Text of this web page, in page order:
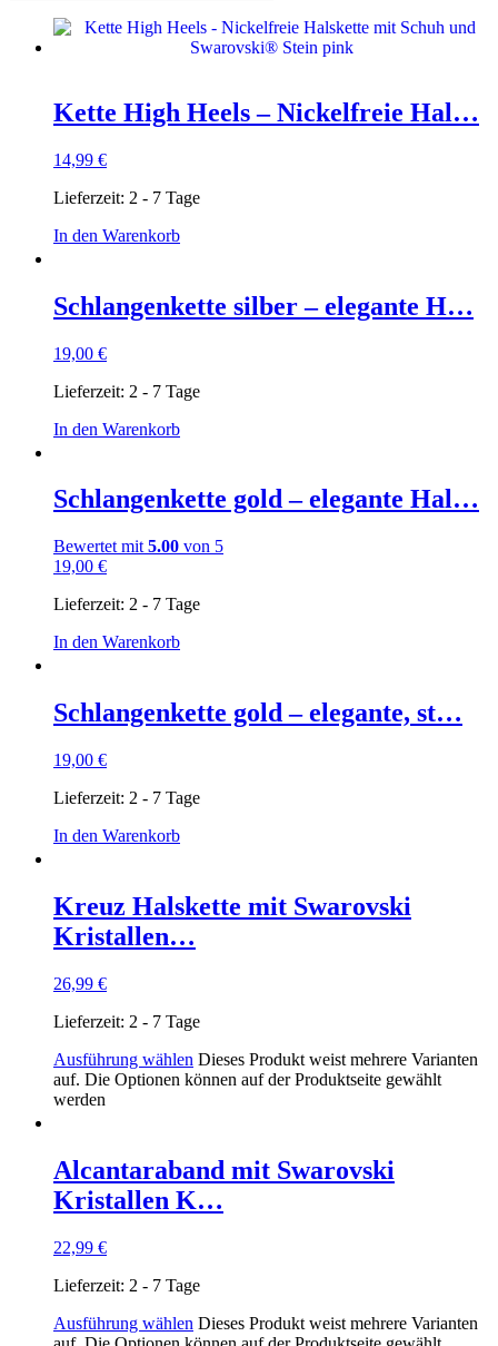
Kette High Heels – Nickelfreie Hal…
14,99 €
Lieferzeit: 2 - 7 Tage
In den Warenkorb
Schlangenkette silber – elegante H…
19,00 €
Lieferzeit: 2 - 7 Tage
In den Warenkorb
Schlangenkette gold – elegante Hal…
Bewertet mit 5.00 von 5
19,00 €
Lieferzeit: 2 - 7 Tage
In den Warenkorb
Schlangenkette gold – elegante, st…
19,00 €
Lieferzeit: 2 - 7 Tage
In den Warenkorb
Kreuz Halskette mit Swarovski
Kristallen…
26,99 €
Lieferzeit: 2 - 7 Tage
Ausführung wählen Dieses Produkt weist mehrere Varianten
auf. Die Optionen können auf der Produktseite gewählt
werden
Alcantaraband mit Swarovski
Kristallen K…
22,99 €
Lieferzeit: 2 - 7 Tage
Ausführung wählen Dieses Produkt weist mehrere Varianten